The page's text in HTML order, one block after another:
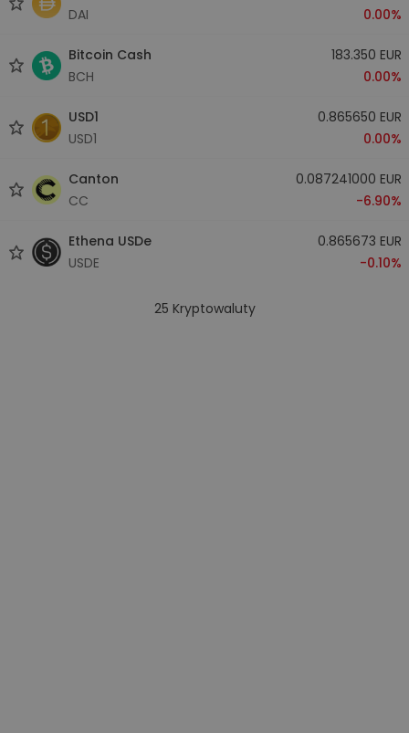
DAI
0.00%
Bitcoin Cash
BCH
183.350 EUR
0.00%
USD1
USD1
0.865650 EUR
0.00%
Canton
CC
0.087241000 EUR
-6.90%
Ethena USDe
USDE
0.865673 EUR
-0.10%
25 Kryptowaluty